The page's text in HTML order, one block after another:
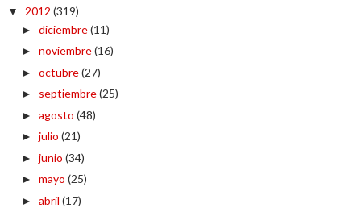
▼ 2012 (319)
► diciembre(11)
► noviembre(16)
► octubre(27)
► septiembre(25)
► agosto (48)
► julio (21)
► junio (34)
► mayo (25)
► abril (17)